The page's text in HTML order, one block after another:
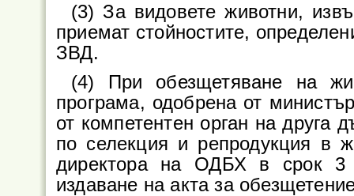
(3) За видовете животни,
приемат стойностите,
ЗВД.
(4) При обезщетяване на
програма, одобрена от
от компетентен орган на друга
по селекция и репродукция в
директора на ОДБХ в срок 3
издаване на акта за